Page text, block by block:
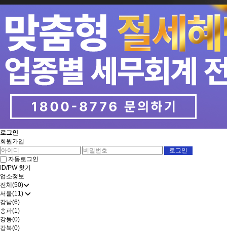
로그인
회원가입
자동로그인
ID/PW 찾기
업소정보
전체(50)
서울(11)
강남(6)
송파(1)
강동(0)
강북(0)